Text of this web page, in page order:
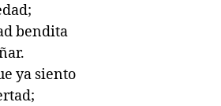
bendita
ya siento